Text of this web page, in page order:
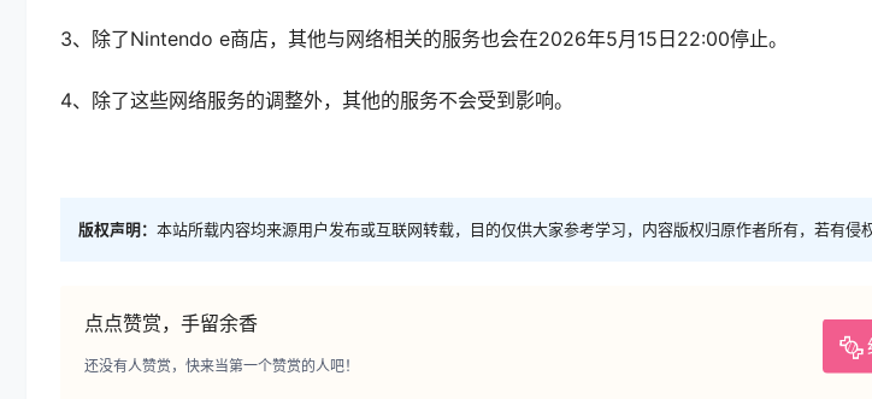
3、除了Nintendo e商店，其他与网络相关的服务也会在2026年5月15日22:00停止。
4、除了这些网络服务的调整外，其他的服务不会受到影响。
版权声明： 本站所载内容均来源用户发布或互联网转载，目的仅供大家参考学习，内容版权归原作者所有，若有侵
点点赞赏，手留余香
还没有人赞赏，快来当第一个赞赏的人吧！